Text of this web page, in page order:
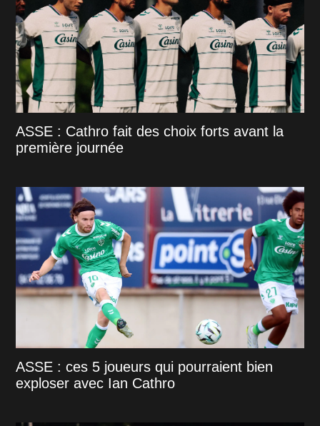
ASSE : Cathro fait des choix forts avant la
première journée
ASSE : ces 5 joueurs qui pourraient bien
exploser avec Ian Cathro